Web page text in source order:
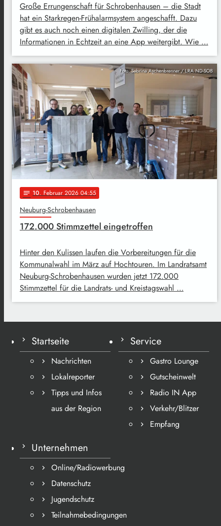
Große Errungenschaft für Schrobenhausen – die Stadt
hat ein Starkregen-Frühalarmsystem angeschafft. Dazu
gibt es auch noch einen digitalen Zwilling, der die
Informationen in Echtzeit an eine App weitergibt. Wie …
Foto: Sabrina Aschenbrenner / LRA ND-SOB
notes 10. Februar 2026 04:55
Neuburg-Schrobenhausen
172.000 Stimmzettel eingetroffen
Hinter den Kulissen laufen die Vorbereitungen für die
Kommunalwahl im März auf Hochtouren. Im Landratsamt
Neuburg-Schrobenhausen wurden jetzt 172.000
Stimmzettel für die Landrats- und Kreistagswahl …
Startseite
Nachrichten
Lokalreporter
Tipps und Infos
aus der Region
Service
Gastro Lounge
Gutscheinwelt
Radio IN App
Verkehr/Blitzer
Empfang
Unternehmen
Online/Radiowerbung
Datenschutz
Jugendschutz
Teilnahmebedingungen